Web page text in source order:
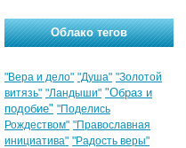
Облако тегов
"Вера и дело" "Душа" "Золотой
витязь" "Ландыши" "Образ и
подобие" "Поделись
Рождеством" "Православная
инициатива" "Радость веры"